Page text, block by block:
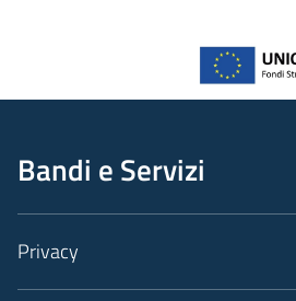
Bandi e Servizi
Privacy